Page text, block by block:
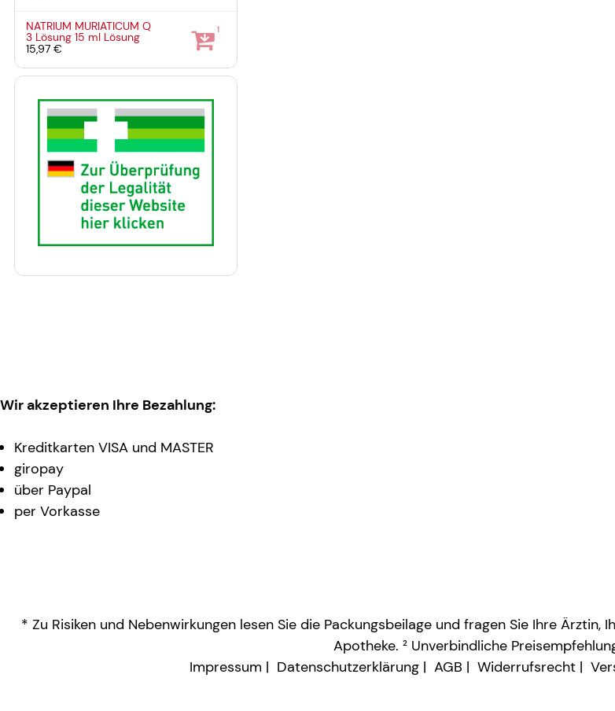
NATRIUM MURIATICUM Q
3 Lösung15 ml Lösung
15,97 €
1
Wir akzeptieren Ihre Bezahlung:
Kreditkarten VISA und MASTER
giropay
über Paypal
per Vorkasse
* Zu Risiken und Nebenwirkungen lesen Sie die Packungsbeilage und fragen Sie Ihre
Apotheke. ² Unverbindliche
Impressum
Datenschutzerklärung AGB Widerrufsrecht